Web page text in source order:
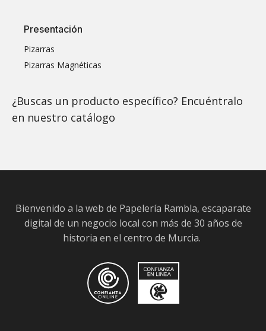
Presentación
Pizarras
Pizarras Magnéticas
¿Buscas un producto específico? Encuéntralo
en nuestro catálogo
Bienvenido a la web de Papelería Rambla, escaparate
digital de un negocio local con más de 30 años de
historia en el centro de Murcia.